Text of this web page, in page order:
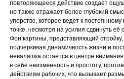
повторяющееся действие создает
но также отражает более глубокий
упорство, которое ведет к
точке, несмотря на усилия сдвинуть её
Фон картины, представляющий стройку,
подчеркивая динамичность жизни и
неваляшка остается в центре
в себе неизменность и простоту,
действиям рабочих, что вызывает